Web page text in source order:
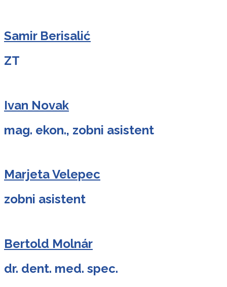
Samir Berisalić
ZT
Ivan Novak
mag. ekon., zobni asistent
Marjeta Velepec
zobni asistent
Bertold Molnár
dr. dent. med. spec.